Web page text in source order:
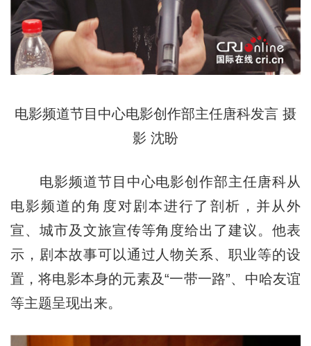
电影频道节目中心电影创作部主任唐科发言 摄
影 沈盼
电影频道节目中心电影创作部主任唐科从
电影频道的角度对剧本进行了剖析，并从外
宣、城市及文旅宣传等角度给出了建议。他表
示，剧本故事可以通过人物关系、职业等的设
置，将电影本身的元素及“一带一路”、中哈友谊
等主题呈现出来。